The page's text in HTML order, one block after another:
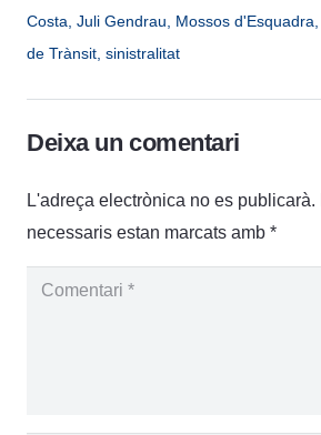
Costa, Juli Gendrau, Mossos d'Esquadra,
de Trànsit, sinistralitat
Deixa un comentari
L'adreça electrònica no es publicarà.
necessaris estan marcats amb *